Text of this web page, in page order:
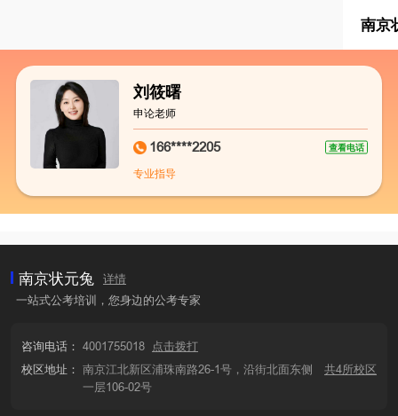
南京
刘筱曙
申论老师
166****2205 查看电话
专业指导
南京状元兔
详情
一站式公考培训，您身边的公考专家
咨询电话： 4001755018
点击拨打
校区地址： 南京江北新区浦珠南路26-1号，沿街北面东侧
一层106-02号
共4所校区